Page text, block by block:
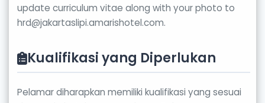
update curriculum vitae along with your photo to
hrd@jakartaslipi.amarishotel.com.
Kualifikasi yang Diperlukan
Pelamar diharapkan memiliki kualifikasi yang sesuai